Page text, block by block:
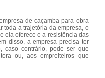
de caçamba para obra
toda a trajetória da empresa, o
ela oferece e a resistência das
disso, a empresa precisa ter
caso contrário, pode ser que
ou, aos empreiteiros que